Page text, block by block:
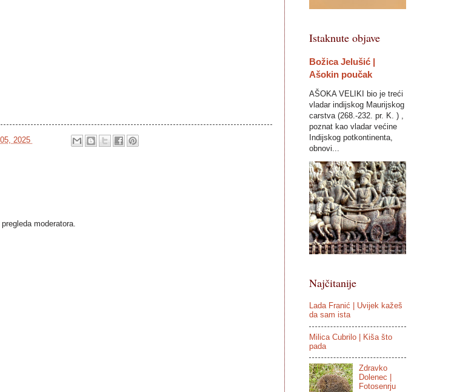
2025
moderatora.
Istaknute objave
Božica Jelušić |
Ašokin poučak
AŠOKA VELIKI bio je treći
vladar indijskog Maurijskog
carstva (268.-232. pr. K. ) ,
poznat kao vladar većine
Indijskog potkontinenta,
obnovi...
Najčitanije
Lada Franić | Uvijek kažeš
da sam ista
Milica Cubrilo | Kiša što
pada
Zdravko
Dolenec |
Fotosenrju